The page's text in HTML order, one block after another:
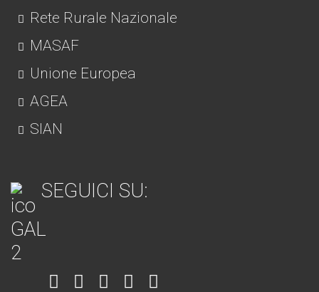
Rete Rurale Nazionale
MASAF
Unione Europea
AGEA
SIAN
SEGUICI SU:
Item Item Item Item